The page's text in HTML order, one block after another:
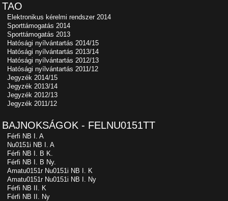
TAO
Elektronikus kérelmi rendszer 2014
Sporttámogatás 2014
Sporttámogatás 2013
Hatósági nyílvántartás 2014/15
Hatósági nyílvántartás 2013/14
Hatósági nyílvántartás 2012/13
Hatósági nyílvántartás 2011/12
Jegyzék 2014/15
Jegyzék 2013/14
Jegyzék 2012/13
Jegyzék 2011/12
BAJNOKSÁGOK - FELNU0151TT
Férfi NB I. A
Nu0151i NB I. A
Férfi NB I. B K.
Férfi NB I. B Ny.
Amatu0151r Nu0151i NB I. K
Amatu0151r Nu0151i NB I. Ny
Férfi NB II. K
Férfi NB II. Ny